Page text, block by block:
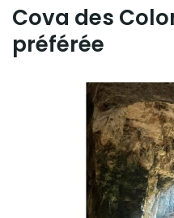
Cova des
préférée